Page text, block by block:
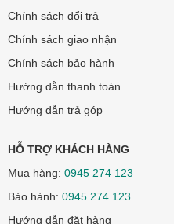
Chính sách đổi trả
Chính sách giao nhận
Chính sách bảo hành
Hướng dẫn thanh toán
Hướng dẫn trả góp
HỖ TRỢ KHÁCH HÀNG
Mua hàng: 0945 274 123
Bảo hành: 0945 274 123
Hướng dẫn đặt hàng